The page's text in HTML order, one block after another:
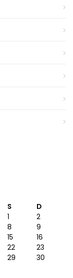
S
D
1
2
8
9
15
16
22
23
29
30